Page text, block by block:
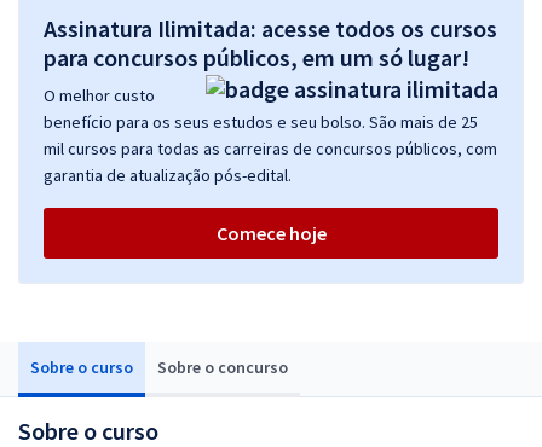
Sobre o curso Sobre o concurso
Sobre o curso
Assinatura Ilimitada: acesse todos os cursos
para concursos públicos, em um só lugar!
O melhor custo
benefício para os seus estudos e seu bolso. São mais de 25
mil cursos para todas as carreiras de concursos públicos, com
garantia de atualização pós-edital.
Comece hoje